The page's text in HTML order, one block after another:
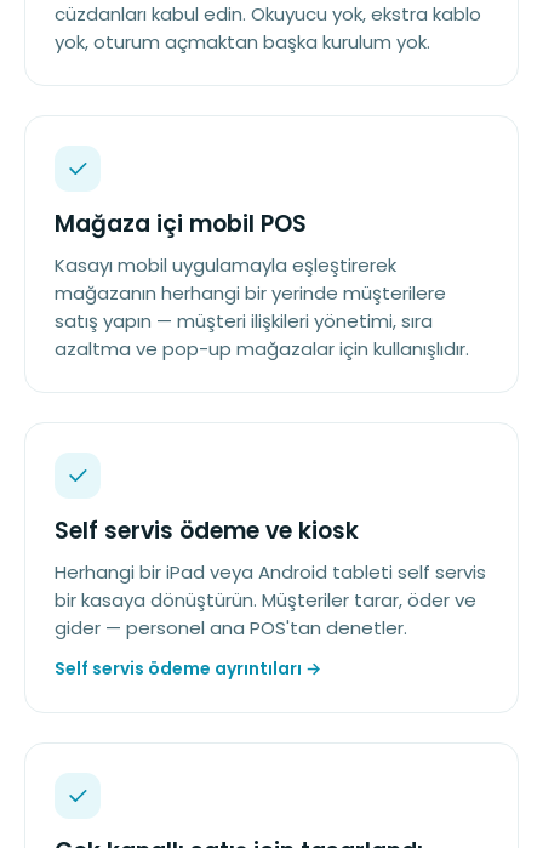
cüzdanları kabul edin. Okuyucu yok, ekstra kablo
yok, oturum açmaktan başka kurulum yok.
Mağaza içi mobil POS
Kasayı mobil uygulamayla eşleştirerek
mağazanın herhangi bir yerinde müşterilere
satış yapın — müşteri ilişkileri yönetimi, sıra
azaltma ve pop-up mağazalar için kullanışlıdır.
Self servis ödeme ve kiosk
Herhangi bir iPad veya Android tableti self servis
bir kasaya dönüştürün. Müşteriler tarar, öder ve
gider — personel ana POS'tan denetler.
Self servis ödeme ayrıntıları →